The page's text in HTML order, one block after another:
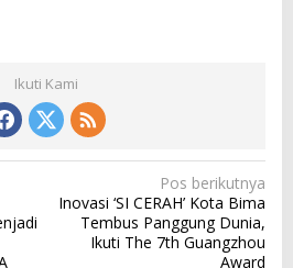
Ikuti Kami
Pos berikutnya
Inovasi ‘SI CERAH’ Kota Bima
Tembus Panggung Dunia,
Ikuti The 7th Guangzhou
Award